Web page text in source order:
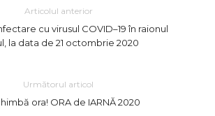
Articolul anterior
cu virusul COVID–19 în raionul
la data de 21 octombrie 2020
Următorul articol
ora! ORA de IARNĂ 2020